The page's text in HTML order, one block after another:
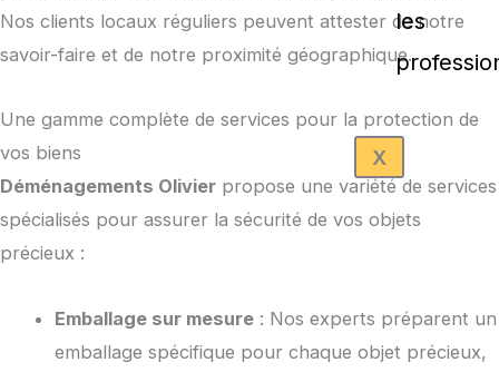
les
X
Nos clients locaux réguliers peuvent attester de notre
savoir-faire et de notre proximité géographique.
Une gamme complète de services pour la protection de
vos biens
Déménagements Olivier propose une variété de services
spécialisés pour assurer la sécurité de vos objets
précieux :
Emballage sur mesure : Nos experts préparent un
emballage spécifique pour chaque objet précieux,